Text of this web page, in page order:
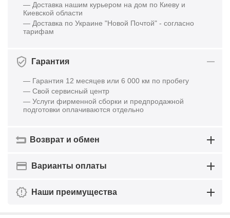
— Доставка нашим курьером на дом по Киеву и
Киевской области
— Доставка по Украине "Новой Почтой" - согласно
тарифам
Гарантия
— Гарантия 12 месяцев или 6 000 км по пробегу
— Свой сервисный центр
— Услуги фирменной сборки и предпродажной
подготовки оплачиваются отдельно
Возврат и обмен
Варианты оплаты
Наши преимущества